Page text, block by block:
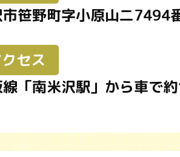
笹野町字小原山二7494
セス
「南米沢駅」から車で